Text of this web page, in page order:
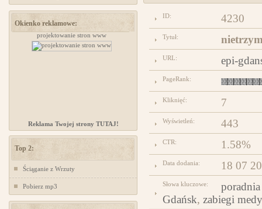
Okienko reklamowe:
projektowanie stron www www.ministerstwogadzetow.com
Reklama Twojej strony TUTAJ!
Top 2:
Ściąganie z Wrzuty
Pobierz mp3
ID: 4230
Tytuł:
URL: epi-
PageRank:
Kliknięć: 7
Wyświetleń: 443
CTR: 1.58%
Data dodania: 18 07
Słowa kluczowe:
Gdańsk, zabiegi